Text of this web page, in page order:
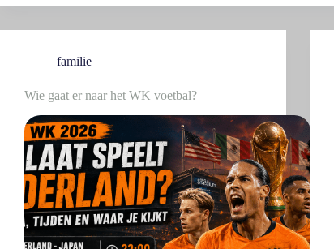
familie
Wie gaat er naar het WK voetbal?